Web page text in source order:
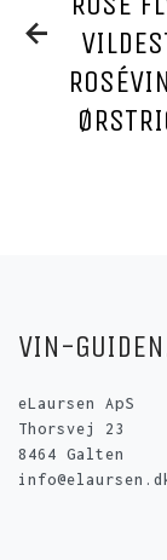
VIN-
eLaursen ApS
Thorsvej 23
8464 Galten